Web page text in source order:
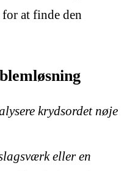
at finde den
krydsordet nøje
eller en